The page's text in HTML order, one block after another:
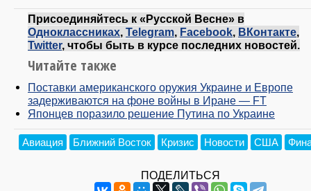
Присоединяйтесь к «Русской Весне» в
Одноклассниках, Telegram, Facebook, ВКонтакте,
Twitter, чтобы быть в курсе последних новостей.
Читайте также
Поставки американского оружия Украине и Европе
задерживаются на фоне войны в Иране — FT
Японцев поразило решение Путина по Украине
Авиация Ближний Восток Кризис Новости США
ПОДЕЛИТЬСЯ